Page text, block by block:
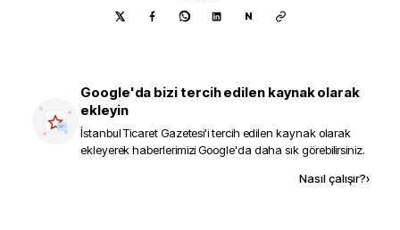
N
Google'da bizi tercih edilen kaynak olarak
ekleyin
İstanbul Ticaret Gazetesi'i tercih edilen kaynak olarak
ekleyerek haberlerimizi Google'da daha sık görebilirsiniz.
Nasıl çalışır?›